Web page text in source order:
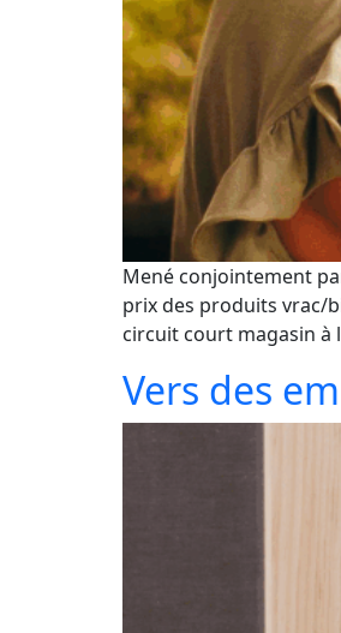
Mené conjointement
prix des produits vrac/
circuit court magasin à
Vers des